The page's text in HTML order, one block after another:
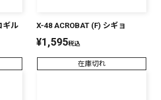
ギル X-48 ACROBAT (F) シギョ
¥1,595税込
在庫切れ